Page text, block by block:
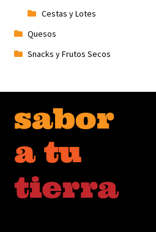
Cestas y Lotes
Quesos
Snacks y Frutos Secos